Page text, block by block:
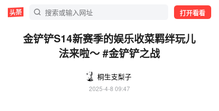
打开看看
金铲铲S14新赛季的娱乐收菜羁绊玩儿
法来啦～ #金铲铲之战
桐生支梨子
2025-4-8 09:47